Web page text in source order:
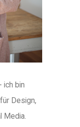
ich bin
Design,
Media.